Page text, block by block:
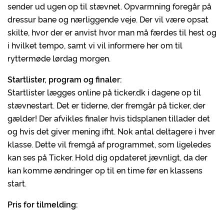
sender ud ugen op til stævnet. Opvarmning foregår på
dressur bane og nærliggende veje. Der vil være opsat
skilte, hvor der er anvist hvor man må færdes til hest og
i hvilket tempo, samt vi vil informere her om til
ryttermøde lørdag morgen.
Startlister, program og finaler:
Startlister lægges online på ticker.dk i dagene op til
stævnestart. Det er tiderne, der fremgår på ticker, der
gælder! Der afvikles finaler hvis tidsplanen tillader det
og hvis det giver mening ifht. Nok antal deltagere i hver
klasse. Dette vil fremgå af programmet, som ligeledes
kan ses på Ticker. Hold dig opdateret jævnligt, da der
kan komme ændringer op til en time før en klassens
start.
Pris for tilmelding: